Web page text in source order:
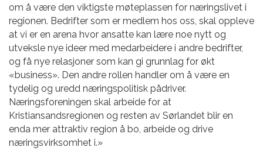
om å være den viktigste møteplassen for næringslivet i
regionen. Bedrifter som er medlem hos oss, skal oppleve
at vi er en arena hvor ansatte kan lære noe nytt og
utveksle nye ideer med medarbeidere i andre bedrifter,
og få nye relasjoner som kan gi grunnlag for økt
«business». Den andre rollen handler om å være en
tydelig og uredd næringspolitisk pådriver.
Næringsforeningen skal arbeide for at
Kristiansandsregionen og resten av Sørlandet blir en
enda mer attraktiv region å bo, arbeide og drive
næringsvirksomhet i.»